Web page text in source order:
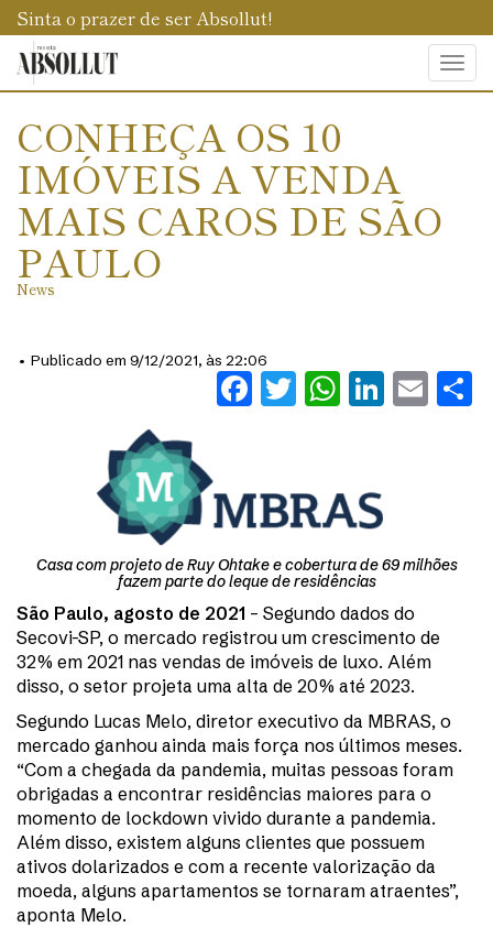
Sinta o prazer de ser Absollut!
CONHEÇA OS 10
IMÓVEIS A VENDA
MAIS CAROS DE SÃO
PAULO
News
• Publicado em 9/12/2021, às 22:06
Facebook
Twitter
Casa com projeto de Ruy Ohtake e cobertura de 69 milhões
fazem parte do leque de residências
São Paulo, agosto de 2021 – Segundo dados do
Secovi-SP, o mercado registrou um crescimento de
32% em 2021 nas vendas de imóveis de luxo. Além
disso, o setor projeta uma alta de 20% até 2023.
Segundo Lucas Melo, diretor executivo da MBRAS, o
mercado ganhou ainda mais força nos últimos meses.
“Com a chegada da pandemia, muitas pessoas foram
obrigadas a encontrar residências maiores para o
momento de lockdown vivido durante a pandemia.
Além disso, existem alguns clientes que possuem
ativos dolarizados e com a recente valorização da
moeda, alguns apartamentos se tornaram atraentes”,
aponta Melo.